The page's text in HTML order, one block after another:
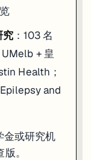
究：103 名
+ 皇
Health；
and
金或研究机
。